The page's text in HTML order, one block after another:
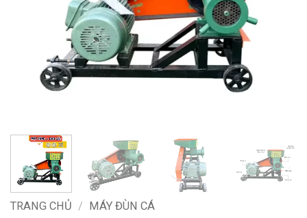
TRANG CHỦ / MÁY ĐÙN CÁ